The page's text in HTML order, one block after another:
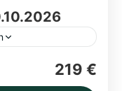
Umeå
219 €